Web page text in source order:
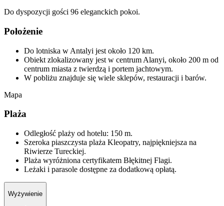
Do dyspozycji gości 96 eleganckich pokoi.
Położenie
Do lotniska w Antalyi jest około 120 km.
Obiekt zlokalizowany jest w centrum Alanyi, około 200 m od
centrum miasta z twierdzą i portem jachtowym.
W pobliżu znajduje się wiele sklepów, restauracji i barów.
Mapa
Plaża
Odległość plaży od hotelu: 150 m.
Szeroka piaszczysta plaża Kleopatry, najpiękniejsza na
Riwierze Tureckiej.
Plaża wyróżniona certyfikatem Błękitnej Flagi.
Leżaki i parasole dostępne za dodatkową opłatą.
Wyżywienie